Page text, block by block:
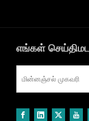
எங்கள்